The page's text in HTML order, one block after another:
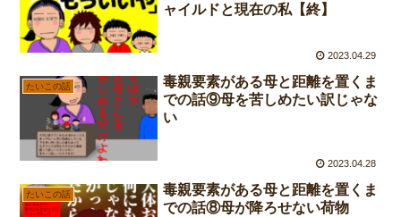
ャイルドと現在の私【終】
2023.04.29
たいこの話
毒親要素がある母と距離を置くま
での話⑨母を苦しめたい訳じゃな
い
2023.04.28
たいこの話
毒親要素がある母と距離を置くま
での話⑧母が降ろせない荷物